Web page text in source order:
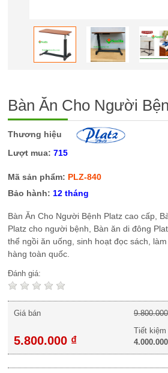
Bàn Ăn Cho Người
Thương hiệu
Lượt mua:715
Mã sản phẩm: PLZ-840
Bảo hành: 12 tháng
Bàn Ăn Cho Người Bệnh Platz cao cấp,
Platz cho người bệnh, Bàn ăn di đông
thể ngồi ăn uống, sinh hoạt đọc sách,
hàng toàn quốc.
Đánh giá:
Giá bán
5.800.000 ₫
Tiết kiệm